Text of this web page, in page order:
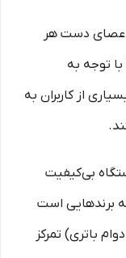
عصای دست هر
توجه به
از کاربران به
بی‌کیفیت
برندهایی است
باتری) تمرکز